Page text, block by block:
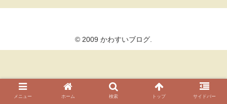
© 2009 かわすいブログ.
メニュー ホーム 検索 トップ サイドバー